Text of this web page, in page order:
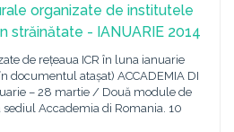
organizate de institutele
străinătate - IANUARIE 2014
de rețeaua ICR în luna ianuarie
documentul atașat) ACCADEMIA DI
– 28 martie / Două module de
Accademia di Romania. 10